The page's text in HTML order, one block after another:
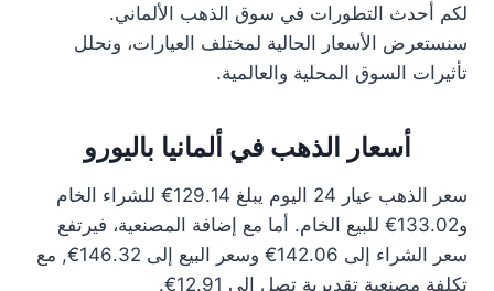
لكم أحدث التطورات في سوق الذهب الألماني.
سنستعرض الأسعار الحالية لمختلف العيارات، ونحلل
تأثيرات السوق المحلية والعالمية.
أسعار الذهب في ألمانيا باليورو
سعر الذهب عيار 24 اليوم يبلغ 129.14€ للشراء الخام
و133.02€ للبيع الخام. أما مع إضافة المصنعية، فيرتفع
سعر الشراء إلى 142.06€ وسعر البيع إلى 146.32€, مع
تكلفة مصنعية تقديرية تصل إلى 12.91€.